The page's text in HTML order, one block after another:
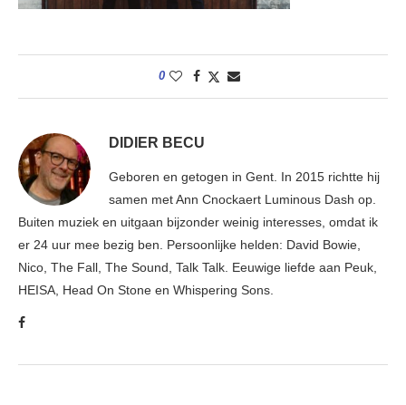
0
DIDIER BECU
Geboren en getogen in Gent. In 2015 richtte hij
samen met Ann Cnockaert Luminous Dash op.
Buiten muziek en uitgaan bijzonder weinig interesses, omdat ik
er 24 uur mee bezig ben. Persoonlijke helden: David Bowie,
Nico, The Fall, The Sound, Talk Talk. Eeuwige liefde aan Peuk,
HEISA, Head On Stone en Whispering Sons.